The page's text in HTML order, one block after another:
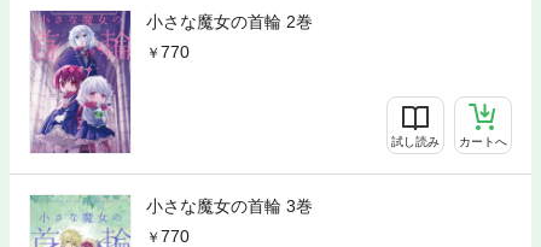
小さな魔女の首輪 2巻
770
試し読み カートへ
小さな魔女の首輪 3巻
770